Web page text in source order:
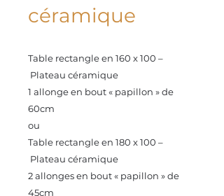
céramique
Table rectangle en 160 x 100 –
Plateau céramique
1 allonge en bout « papillon » de
60cm
ou
Table rectangle en 180 x 100 –
Plateau céramique
2 allonges en bout « papillon » de
45cm